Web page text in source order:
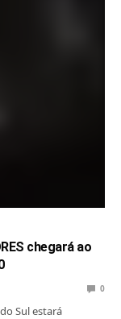
chegará ao
0
Sul estará